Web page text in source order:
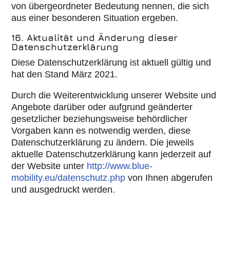
von übergeordneter Bedeutung nennen, die sich
aus einer besonderen Situation ergeben.
16. Aktualität und Änderung dieser
Datenschutzerklärung
Diese Datenschutzerklärung ist aktuell gültig und
hat den Stand März 2021.
Durch die Weiterentwicklung unserer Website und
Angebote darüber oder aufgrund geänderter
gesetzlicher beziehungsweise behördlicher
Vorgaben kann es notwendig werden, diese
Datenschutzerklärung zu ändern. Die jeweils
aktuelle Datenschutzerklärung kann jederzeit auf
der Website unter http://www.blue-
mobility.eu/datenschutz.php von Ihnen abgerufen
und ausgedruckt werden.